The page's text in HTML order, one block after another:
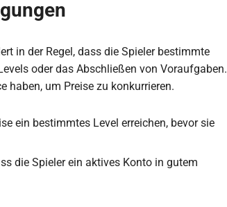
in der Regel, dass die Spieler bestimmte
oder das Abschließen von Voraufgaben.
haben, um Preise zu konkurrieren.
ein bestimmtes Level erreichen, bevor sie
die Spieler ein aktives Konto in gutem